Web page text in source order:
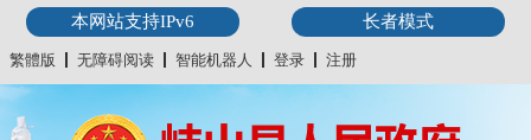
长者模式
本网站支持IPv6
繁體版 无障碍阅读 智能机器人 登录 注册